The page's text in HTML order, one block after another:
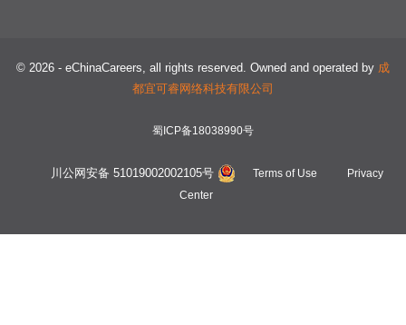
© 2026 - eChinaCareers, all rights reserved. Owned and operated by 成
都宜可睿网络科技有限公司
蜀ICP备18038990号
川公网安备 51019002002105号 Terms of Use
Privacy
Center